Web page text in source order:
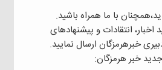
با ما همراه باشید.
اخبار، انتقادات و پیشنهادهای
خبرهرمزگان ارسال نمایید.
خبر هرمزگان: